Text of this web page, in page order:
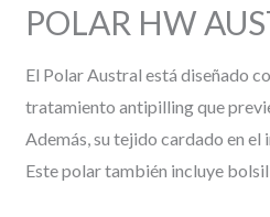
POLAR HW
El Polar Austral está diseñado
tratamiento antipilling que
Además, su tejido cardado en
Este polar también incluye